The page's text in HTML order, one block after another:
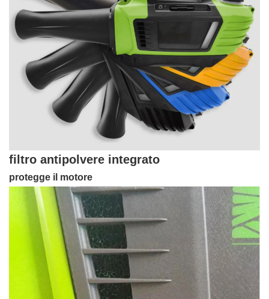
filtro antipolvere integrato
protegge il motore